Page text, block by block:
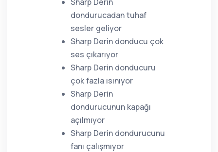
dondurucadan tuhaf
sesler geliyor
Sharp Derin donducu çok
ses çıkarıyor
Sharp Derin donducuru
çok fazla ısınıyor
Sharp Derin
dondurucunun kapağı
açılmıyor
Sharp Derin dondurucunu
fanı çalışmıyor